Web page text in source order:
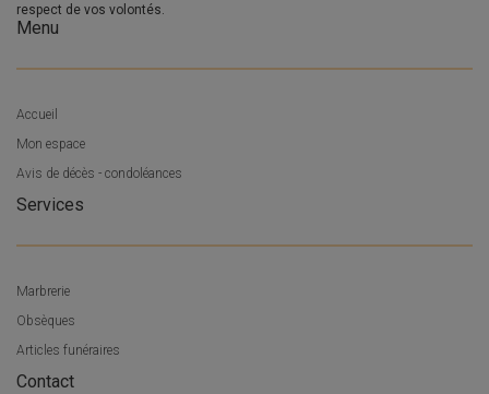
respect de vos volontés.
Menu
Accueil
Mon espace
Avis de décès - condoléances
Services
Marbrerie
Obsèques
Articles funéraires
Contact